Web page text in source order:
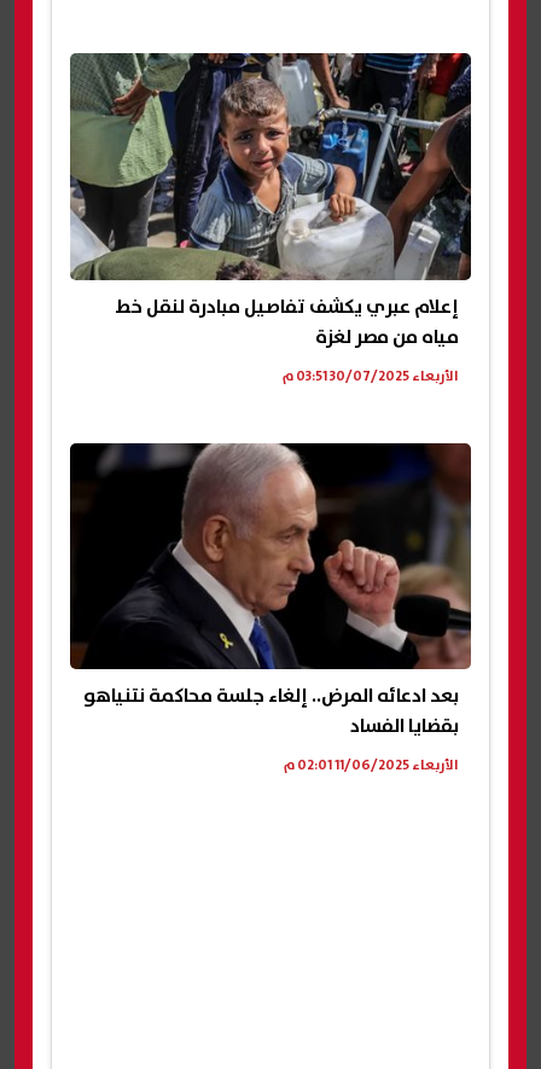
إعلام عبري يكشف تفاصيل مبادرة لنقل خط
مياه من مصر لغزة
الأربعاء 30/07/2025 03:51 م
بعد ادعائه المرض.. إلغاء جلسة محاكمة نتنياهو
بقضايا الفساد
الأربعاء 11/06/2025 02:01 م